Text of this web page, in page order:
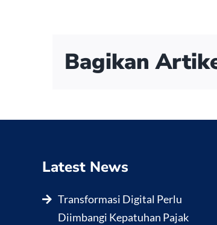
Bagikan
Latest News
Transformasi Digital Perlu
Diimbangi Kepatuhan Pajak